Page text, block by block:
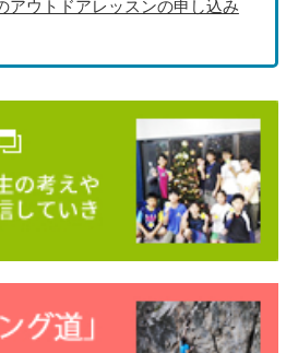
アウトドアレッスンの申し込み